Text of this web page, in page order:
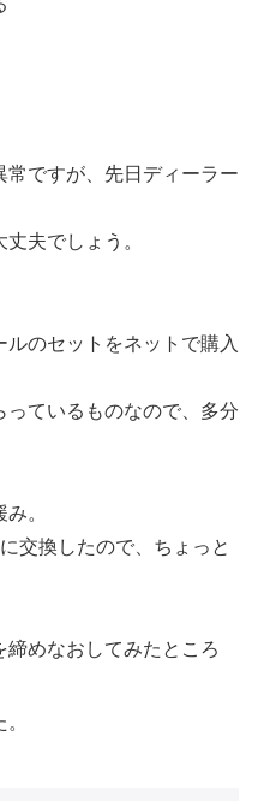
常ですが、先日ディーラー
夫でしょう。
のセットをネットで購入
っているものなので、多分
。
交換したので、ちょっと
めなおしてみたところ